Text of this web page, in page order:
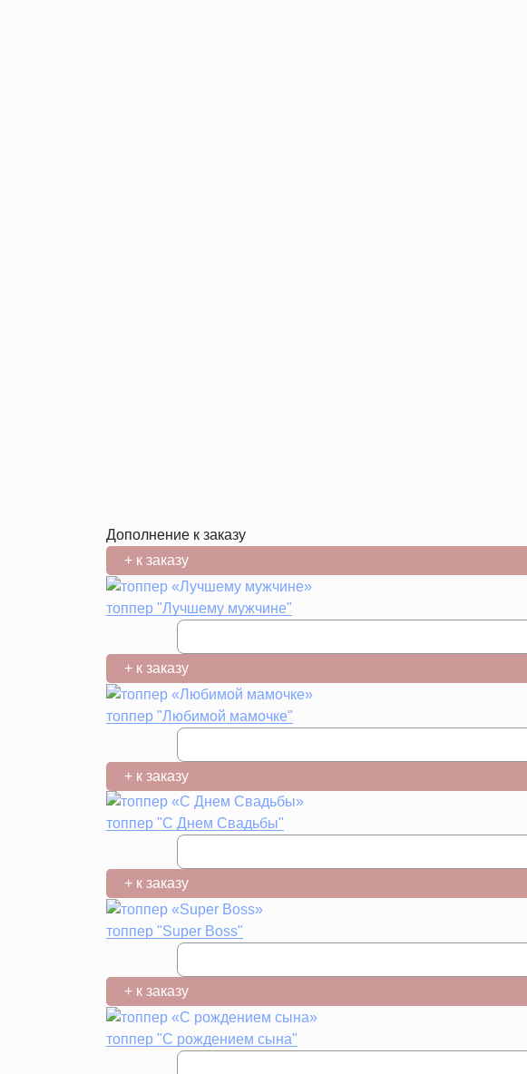
Дополнение к заказу
+ к заказу
топпер "Лучшему мужчине"
+ к заказу
топпер "Любимой мамочке"
+ к заказу
топпер "С Днем Свадьбы"
+ к заказу
топпер "Super Boss"
+ к заказу
топпер "С рождением сына"